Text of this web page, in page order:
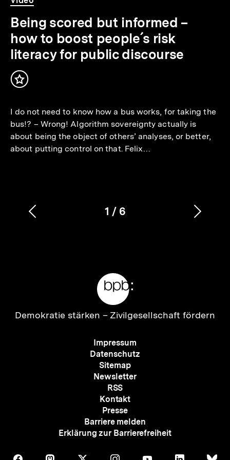
24
Min.
Being scored but informed –
how to boost people´s risk
literacy for public discourse
Inhalt
I do not need to know how a bus works, for taking the
bus!? – Wrong! Algorithm sovereignty actually is
about being the object of others’ analyses, or better,
about putting control on that. Felix…
Karussellinhalt
1
von
/ 6
Vorherigen
Zur
Demokratie stärken – Zivilgesellschaft fördern
Meta-
Navigation
Impressum
Datenschutz
Sitemap
Newsletter
RSS
Kontakt
Presse
Barriere melden
Erklärung zur Barrierefreiheit